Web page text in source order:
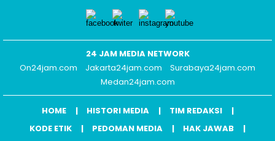
24 JAM MEDIA NETWORK
On24jam.com
Jakarta24jam.com
Surabaya24jam.com
Medan24jam.com
HOME HISTORI MEDIA
TIM REDAKSI
KODE ETIK
PEDOMAN MEDIA
HAK JAWAB